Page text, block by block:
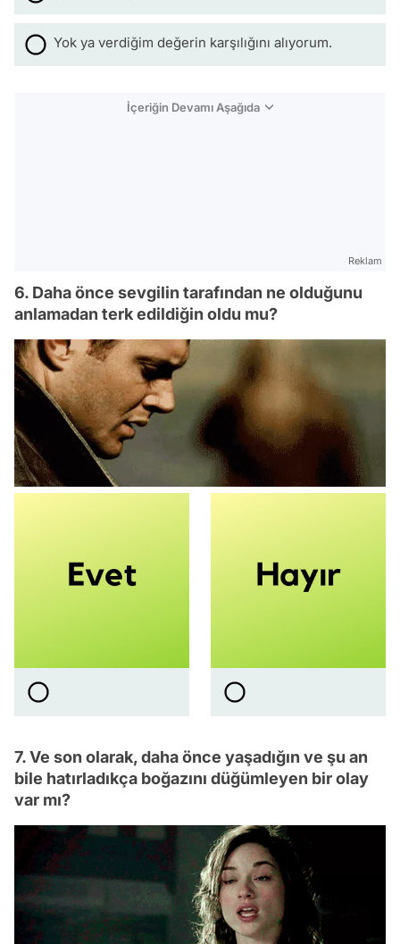
Yok ya verdiğim değerin karşılığını alıyorum.
İçeriğin Devamı Aşağıda
Reklam
6. Daha önce sevgilin tarafından ne olduğunu
anlamadan terk edildiğin oldu mu?
7. Ve son olarak, daha önce yaşadığın ve şu an
bile hatırladıkça boğazını düğümleyen bir olay
var mı?